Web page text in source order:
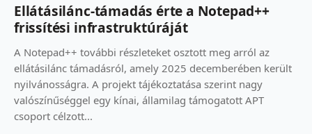
Ellátásilánc-támadás érte a Notepad++
frissítési infrastruktúráját
A Notepad++ további részleteket osztott meg arról az
ellátásilánc támadásról, amely 2025 decemberében került
nyilvánosságra. A projekt tájékoztatása szerint nagy
valószínűséggel egy kínai, államilag támogatott APT
csoport célzott...